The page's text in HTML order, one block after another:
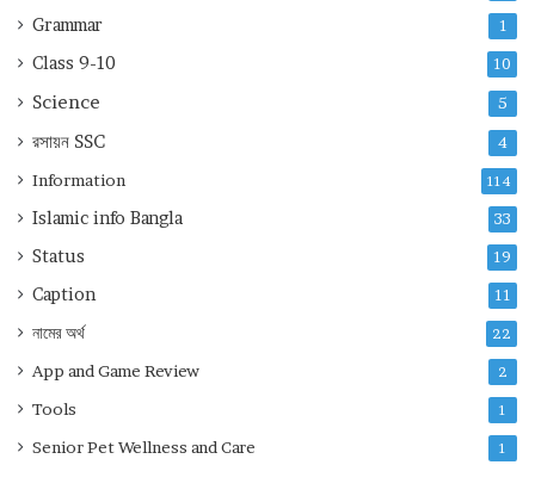
Grammar 1
Class 9-10 10
Science 5
রসায়ন SSC 4
Information 114
Islamic info Bangla 33
Status 19
Caption 11
নামের অর্থ 22
App and Game Review 2
Tools 1
Senior Pet Wellness and Care 1